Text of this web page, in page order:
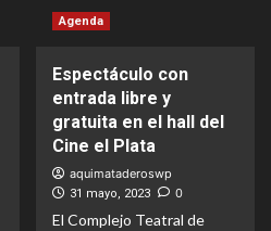
Agenda
Espectáculo con
entrada libre y
gratuita en el hall del
Cine el Plata
aquimataderoswp
31 mayo, 2023 0
El Complejo Teatral de